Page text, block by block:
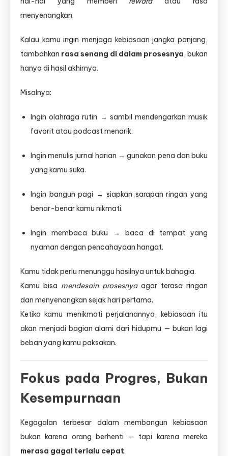
menyenangkan.
Kalau kamu ingin menjaga kebiasaan jangka panjang,
tambahkan rasa senang di dalam prosesnya, bukan
hanya di hasil akhirnya.
Misalnya:
Ingin olahraga rutin → sambil mendengarkan musik
favorit atau podcast menarik.
Ingin menulis jurnal harian → gunakan pena dan buku
yang kamu suka.
Ingin bangun pagi → siapkan sarapan ringan yang
benar-benar kamu nikmati.
Ingin membaca buku → baca di tempat yang
nyaman dengan pencahayaan hangat.
Kamu tidak perlu menunggu hasilnya untuk bahagia.
Kamu bisa mendesain prosesnyaagar terasa ringan
dan menyenangkan sejak hari pertama.
Ketika kamu menikmati perjalanannya, kebiasaan itu
akan menjadi bagian alami dari hidupmu — bukan lagi
beban yang kamu paksakan.
Fokus pada Progres, Bukan
Kesempurnaan
Kegagalan terbesar dalam membangun kebiasaan
bukan karena orang berhenti — tapi karena mereka
merasa gagal terlalu cepat.